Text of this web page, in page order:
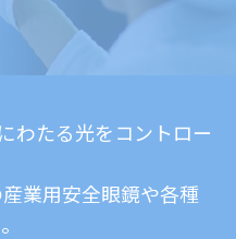
わたる光をコントロー
業用安全眼鏡や各種